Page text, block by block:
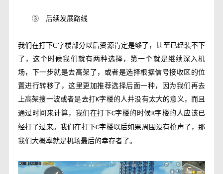
③ 后续发展路线
我们在打下C字楼部分以后资源肯定是够了，甚至已经装不下
了，这个时候我们就有两种选择，第一个就是继续深入机
场，下一步就是去高架了，或者是选择根据信号接收区的位
置进行转移了，这里更加推荐选择后面一种，因为我们再去
上高架搜一波或者是去打K字楼的人并没有太大的意义，而且
通过时间来计算，我们在打下C字楼的时候K字楼的人应该已
经打了过来。我们在打下C字楼以后如果周围没有枪声了，那
我们大概率就是机场最后的幸存者了。